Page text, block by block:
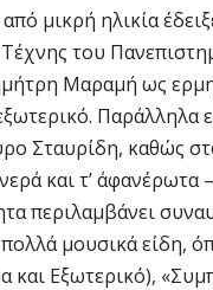
μικρή ηλικία
του
Μαραμή ως
Σταυρίδη, καθώς
και τ’
περιλαμβάνει
πολλά μουσικά
και Εξωτερικό),